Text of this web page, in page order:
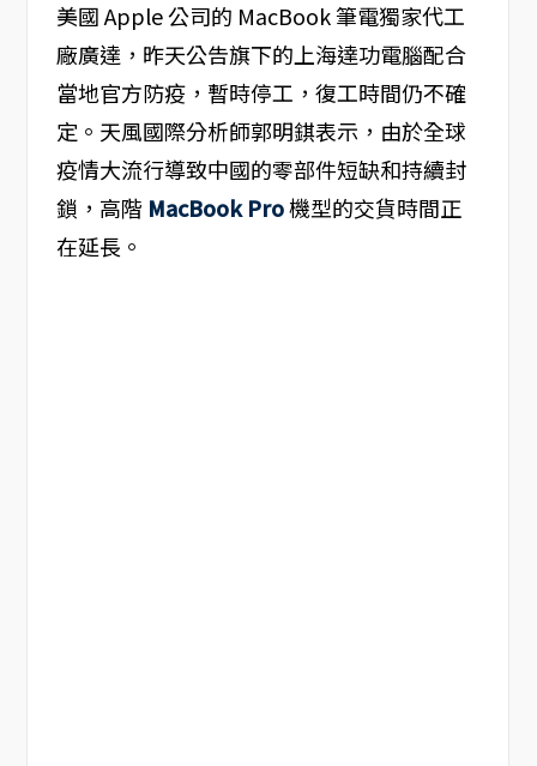
美國 Apple 公司的 MacBook 筆電獨家代工
廠廣達，昨天公告旗下的上海達功電腦配合
當地官方防疫，暫時停工，復工時間仍不確
定。天風國際分析師郭明錤表示，由於全球
疫情大流行導致中國的零部件短缺和持續封
鎖，高階 MacBook Pro機型的交貨時間正
在延長。